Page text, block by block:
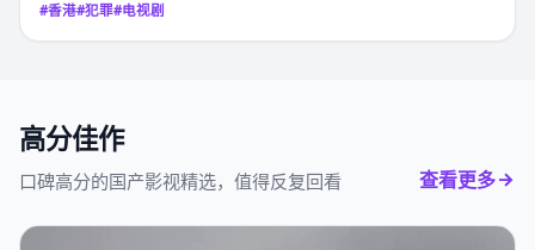
#香港#犯罪#电视剧
高分佳作
口碑高分的国产影视精选，值得反复回看 查看更多